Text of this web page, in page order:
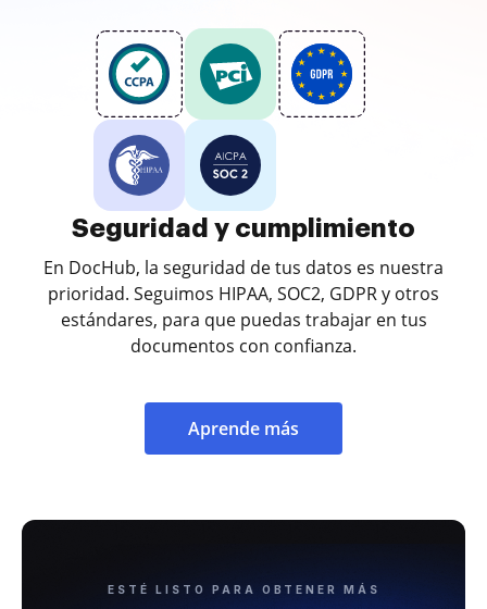
Seguridad y cumplimiento
En DocHub, la seguridad de tus datos es nuestra
prioridad. Seguimos HIPAA, SOC2, GDPR y otros
estándares, para que puedas trabajar en tus
documentos con confianza.
Aprende más
ESTÉ LISTO PARA OBTENER MÁS